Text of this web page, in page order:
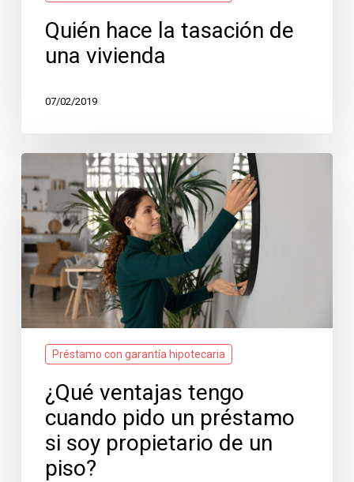
Quién hace la tasación de
una vivienda
07/02/2019
¿Qué
ventajas
tengo
cuando
pido
un
préstamo
si
soy
propietario
piso?
Préstamo con garantía hipotecaria
¿Qué ventajas tengo
cuando pido un préstamo
si soy propietario de un
piso?